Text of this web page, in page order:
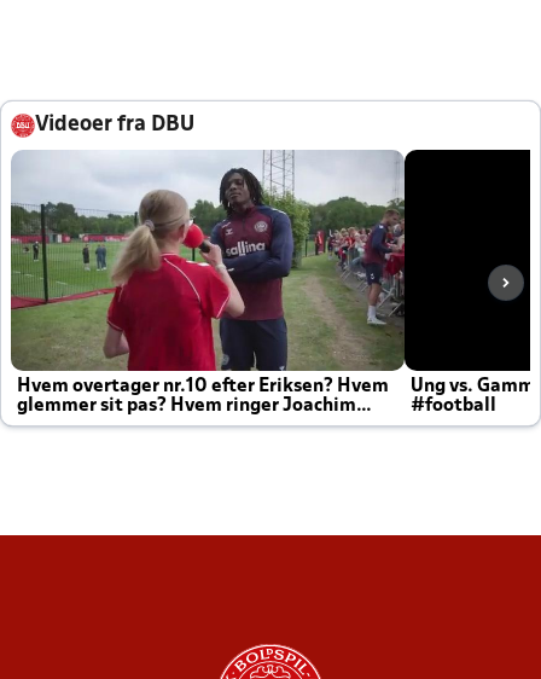
Videoer fra DBU
Hvem overtager nr.10 efter Eriksen? Hvem
glemmer sit pas? Hvem ringer Joachim
altid til efter kampe?
Ung vs.
#football